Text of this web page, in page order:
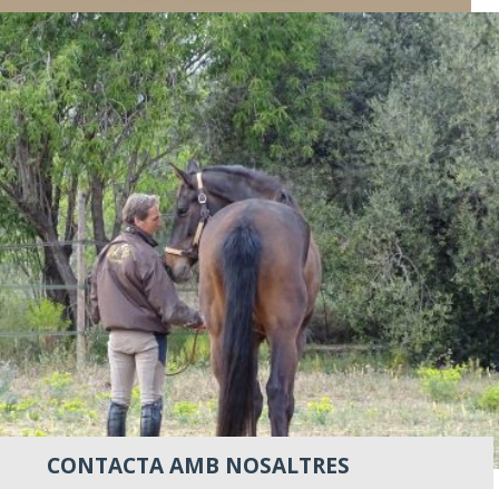
CONTACTA AMB NOSALTRES